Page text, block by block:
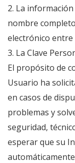
2. La
nombre
electrónico entre
3. La Clave
El propósito de
Usuario ha
en casos de
problemas y
seguridad,
esperar que su